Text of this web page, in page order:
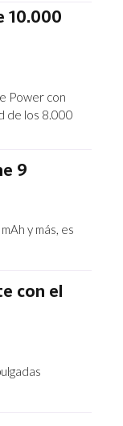
10.000
Power con
de los 8.000
9
y más, es
con el